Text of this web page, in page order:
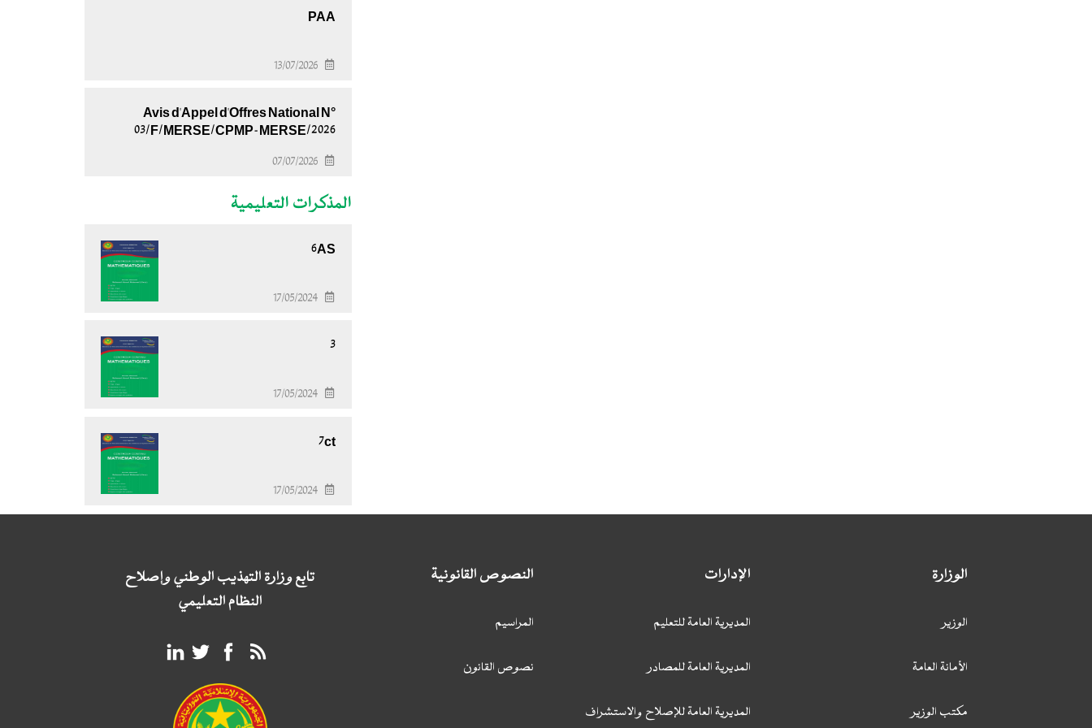
PAA
13/07/2026
Avis d'Appel d'Offres National N°
03/F/MERSE/CPMP-MERSE/2026
07/07/2026
المذكرات التعليمية
6AS
17/05/2024
3
17/05/2024
7ct
17/05/2024
تابع وزارة التهذيب الوطني وإصلاح
النظام التعليمي
النصوص القانونية
المراسيم
نصوص القانون
الإدارات
المديرية العامة للتعليم
المديرية العامة للمصادر
المديرية العامة للإصلاح والاستشراف
الوزارة
الوزير
الأمانة العامة
مكتب الوزير